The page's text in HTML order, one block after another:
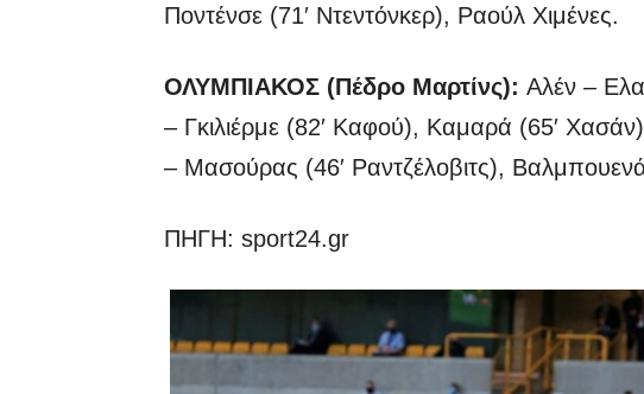
Ποντένσε (71′ Ντεντόνκερ), Ραούλ Χιμένες.
ΟΛΥΜΠΙΑΚΟΣ (Πέδρο Μαρτίνς): Αλέν –
– Γκιλιέρμε (82′ Καφού), Καμαρά (65′
– Μασούρας (46′ Ραντζέλοβιτς),
ΠΗΓΗ: sport24.gr